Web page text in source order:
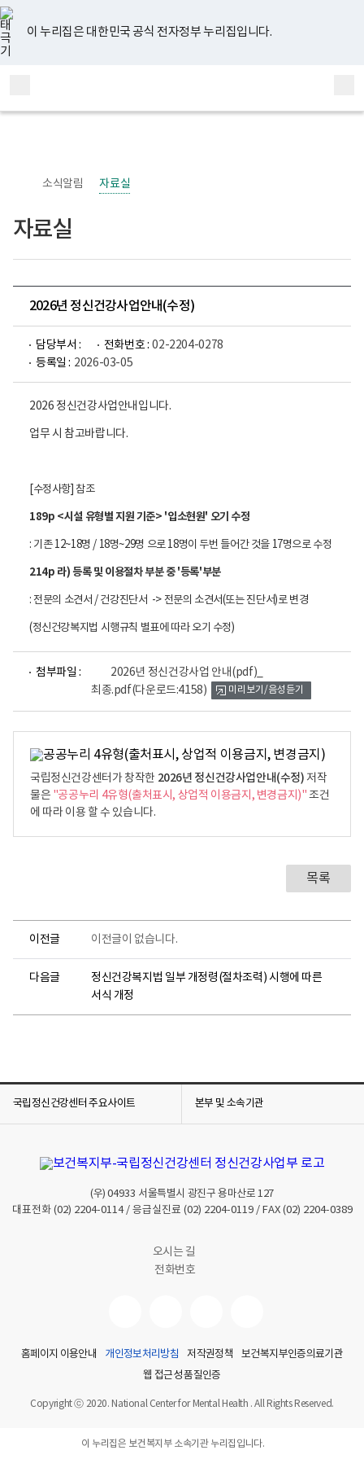
너
비
767px
이
하
이 누리집은 대한민국 공식 전자정부 누리집입니다.
지
검
메
홈
소식알림 자료실
자료실
2026년 정신건강사업안내(수정)
담당부서 : 전화번호 : 02-2204-0278
등록일 : 2026-03-05
2026 정신건강사업안내입니다.
업무 시 참고바랍니다.
[수정사항] 참조
189p <시설 유형별 지원 기준> '입소현원' 오기 수정
: 기존 12~18명 / 18명~29명 으로 18명이 두번 들어간 것을 17명으로 수정
214p 라) 등록 및 이용절차 부분 중 '등록'부분
: 전문의 소견서 / 건강진단서 -> 전문의 소견서(또는 진단서)로 변경
(정신건강복지법 시행규칙 별표에 따라 오기 수정)
첨부파일 :
2026년 정신건강사업 안내(pdf)_
최종.pdf(다운로드:4158)
어
미리보기/음성듣기
국립정신건강센터가 창작한 2026년 정신건강사업안내(수정) 저작
물은 "공공누리 4유형(출처표시, 상업적 이용금지, 변경금지)"조건
에 따라 이용 할 수 있습니다.
목록
이전글 이전글이 없습니다.
다음글
정신건강복지법 일부 개정령(절차조력) 시행에 따른
서식 개정
국립정신건강센터 주요사이트 본부 및 소속기관
(우)04933 서울특별시 광진구 용마산로 127
대표전화 (02) 2204-0114/ 응급실진료 (02) 2204-0119/ FAX (02) 2204-0389
오시는 길
전화번호
유
튜
브
페
이
스
북
인
스
타
그
램
블
로
그
홈페이지 이용안내 개인정보처리방침 저작권정책
보건복지부인증의료기관
웹 접근성 품질인증
Copyright ⓒ 2020. National Center for Mental Health . All Rights Reserved.
이 누리집은 보건복지부 소속기관 누리집입니다.